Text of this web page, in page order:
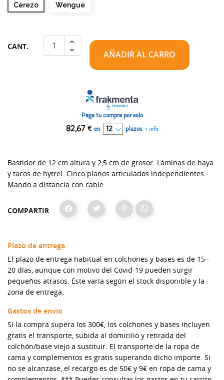
Bastidor de 12 cm altura y 2,5 cm de grosor. Láminas de haya
y tacos de hytrel. Cinco planos articulados independientes.
Mando a distancia con cable.
Cerezo Wengue
CANT.
AÑADIR AL CARRO
Paga tu compra por solo
82,67 € en plazos + info
COMPARTIR
Plazo de entrega
El plazo de entrega habitual en colchones y bases es de 15 -
20 días, aunque con motivo del Covid-19 pueden surgir
pequeños atrasos. Éste varía según el stock disponible y la
zona de entrega.
Gastos de envío
Si la compra supera los 300€, los colchones y bases incluyen
gratis el transporte, subida al domicilio y retirada del
colchón/base viejo a sustituir. El transporte de la ropa de
cama y complementos es gratis superando dicho importe. Si
no se alcanzase, el recargo es de 50€ y 9€ en ropa de cama y